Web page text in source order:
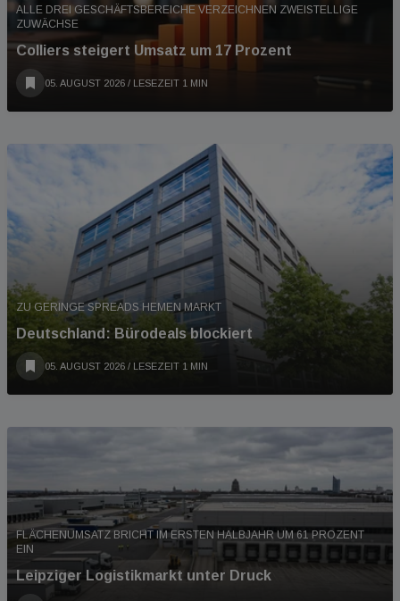
ALLE DREI GESCHÄFTSBEREICHE VERZEICHNEN ZWEISTELLIGE
ZUWÄCHSE
Colliers steigert Umsatz um 17 Prozent
05. AUGUST 2026 / LESEZEIT 1 MIN
ZU GERINGE SPREADS HEMEN MARKT
Deutschland: Bürodeals blockiert
05. AUGUST 2026 / LESEZEIT 1 MIN
FLÄCHENUMSATZ BRICHT IM ERSTEN HALBJAHR UM 61 PROZENT
EIN
Leipziger Logistikmarkt unter Druck